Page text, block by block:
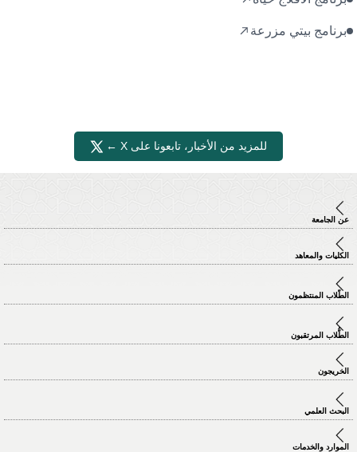
برنامج بيتي مزرعة
للمزيد من الأخبار، تابعونا على X ←
عن الجامعة
الكليات والمعاهد
الطّلاب المنتظمون
الطُّلاب المرتقبون
الخريجون
البحث العلمي
الموارد والخدمات